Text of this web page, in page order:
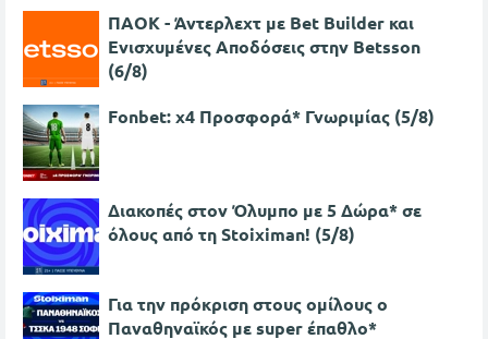
ΠΑΟΚ - Άντερλεχτ με Bet Builder και
Ενισχυμένες Αποδόσεις στην Betsson
(6/8)
Fonbet: x4 Προσφορά* Γνωριμίας (5/8)
Διακοπές στον Όλυμπο με 5 Δώρα* σε
όλους από τη Stoiximan! (5/8)
Για την πρόκριση στους ομίλους ο
Παναθηναϊκός με super έπαθλο*